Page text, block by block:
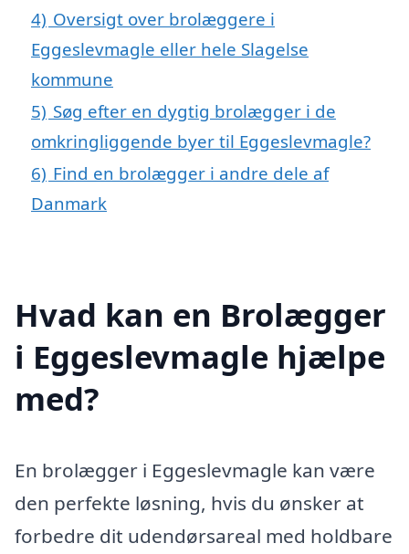
4) Oversigt over brolæggere i
Eggeslevmagle eller hele Slagelse
kommune
5) Søg efter en dygtig brolægger i de
omkringliggende byer til Eggeslevmagle?
6) Find en brolægger i andre dele af
Danmark
Hvad kan en Brolægger
i Eggeslevmagle hjælpe
med?
En brolægger i Eggeslevmagle kan være
den perfekte løsning, hvis du ønsker at
forbedre dit udendørsareal med holdbare